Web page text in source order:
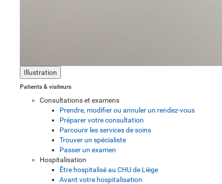
Illustration
Patients & visiteurs
Consultations et examens
Prendre, modifier ou annuler un rendez-vous
Préparer votre consultation
Parcourir les services de soins
Trouver un spécialiste
Passer un examen
Hospitalisation
Être hospitalisé au CHU de Liège
Avant votre hospitalisation